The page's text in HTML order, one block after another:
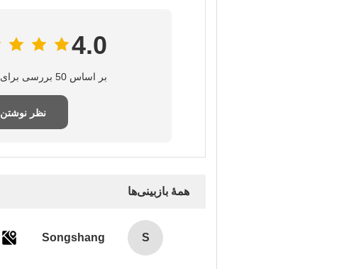
4.0
بر اساس 50 بررسی برای این تامین‌کننده
نظر نوشتن
همهٔ بازبینی‌ها
S
Songshang